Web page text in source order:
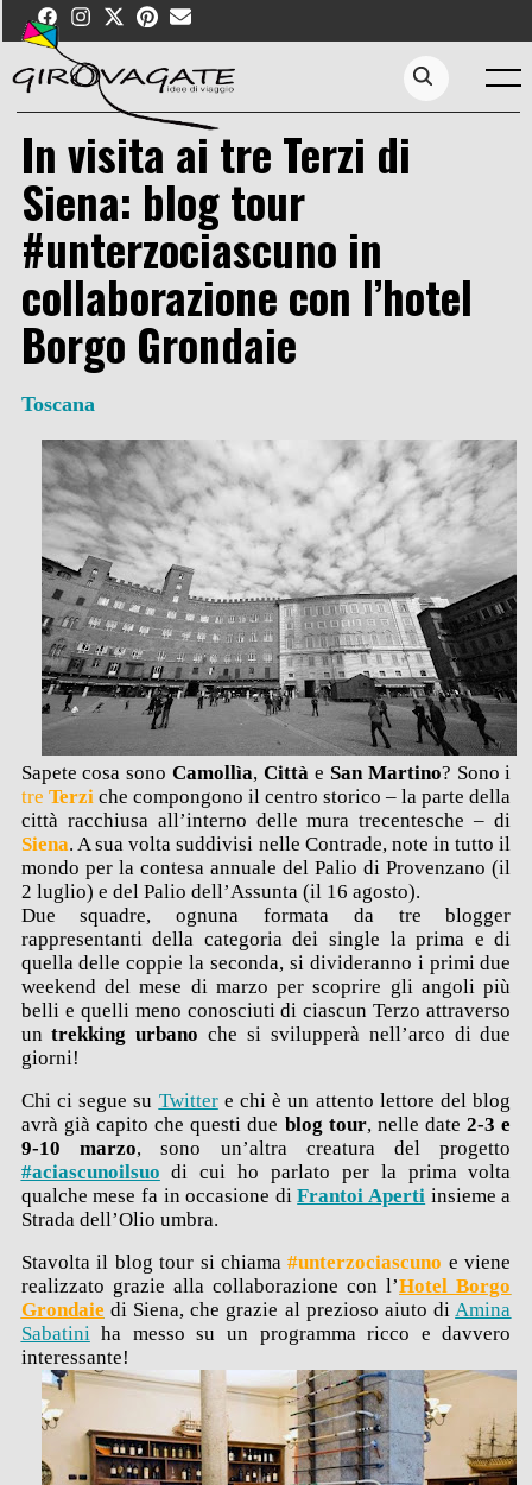
content
Menu
Search...
In visita ai tre Terzi di
Siena: blog tour
#unterzociascuno in
collaborazione con l’hotel
Borgo Grondaie
Toscana
Sapete cosa sonoCamollìa,Città e San Martino? Sono i
tre Terzi che compongono il centro storico – la parte della
città racchiusa all’interno delle mura trecentesche – di
Siena. A sua volta suddivisi nelle Contrade, note in tutto il
mondo per la contesa annuale del Palio di Provenzano (il
2 luglio) e del Palio dell’Assunta (il 16 agosto).
Due squadre, ognuna formata da tre blogger
rappresentanti della categoria dei single la prima e di
quella delle coppie la seconda, si divideranno i primi due
weekend del mese di marzo per scoprire gli angoli più
belli e quelli meno conosciuti di ciascun Terzo attraverso
untrekking urbano che si svilupperà nell’arco di due
giorni!
Chi ci segue su Twittere chi è un attento lettore del blog
avrà già capito che questi due blog tour, nelle date2-3 e
9-10 marzo, sono un’altra creatura del progetto
#aciascunoilsuo di cui ho parlato per la prima volta
qualche mese fa in occasione diFrantoi Aperti insieme a
Strada dell’Olio umbra.
Stavolta il blog tour si chiama#unterzociascuno e viene
realizzato grazie alla collaborazione con l’Hotel Borgo
Grondaie di Siena, che grazie al prezioso aiuto diAmina
Sabatiniha messo su un programma ricco e davvero
interessante!